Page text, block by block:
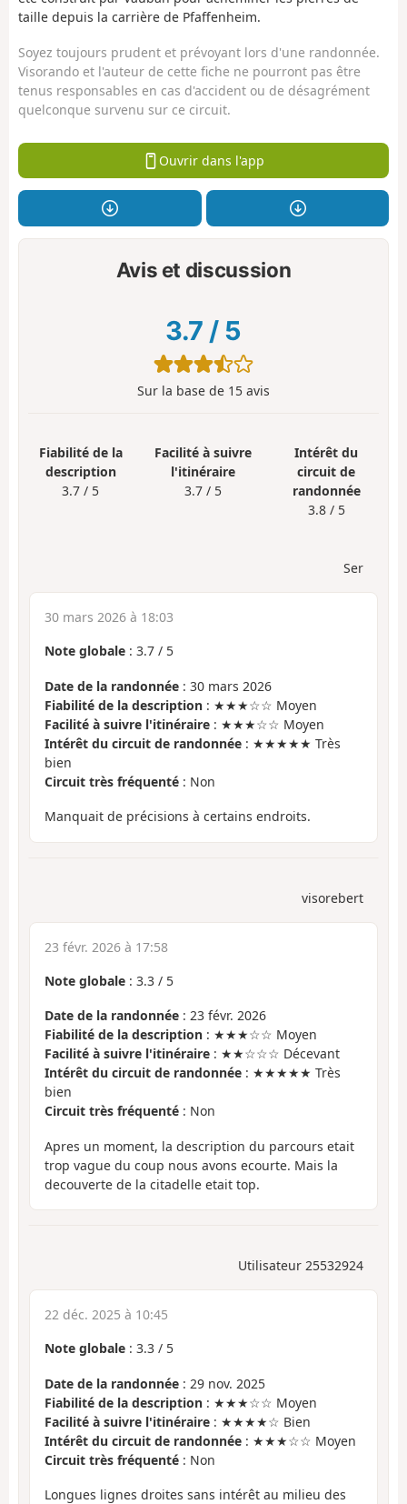
taille depuis la carrière de Pfaffenheim.
Soyez toujours prudent et prévoyant lors d'une randonnée.
Visorando et l'auteur de cette fiche ne pourront pas être
tenus responsables en cas d'accident ou de désagrément
quelconque survenu sur ce circuit.
Ouvrir dans l'app
Avis et discussion
3.7 / 5
Sur la base de 15 avis
Fiabilité de la
description
3.7 / 5
Facilité à suivre
l'itinéraire
3.7 / 5
Intérêt du
circuit de
randonnée
3.8 / 5
Ser
30 mars 2026 à 18:03
Note globale : 3.7 / 5
Date de la randonnée : 30 mars 2026
Fiabilité de la description : ★★★☆☆ Moyen
Facilité à suivre l'itinéraire : ★★★☆☆ Moyen
Intérêt du circuit de randonnée : ★★★★★ Très
bien
Circuit très fréquenté : Non
Manquait de précisions à certains endroits.
visorebert
23 févr. 2026 à 17:58
Note globale : 3.3 / 5
Date de la randonnée : 23 févr. 2026
Fiabilité de la description : ★★★☆☆ Moyen
Facilité à suivre l'itinéraire : ★★☆☆☆ Décevant
Intérêt du circuit de randonnée : ★★★★★ Très
bien
Circuit très fréquenté : Non
Apres un moment, la description du parcours etait
trop vague du coup nous avons ecourte. Mais la
decouverte de la citadelle etait top.
Utilisateur 25532924
22 déc. 2025 à 10:45
Note globale : 3.3 / 5
Date de la randonnée : 29 nov. 2025
Fiabilité de la description : ★★★☆☆ Moyen
Facilité à suivre l'itinéraire : ★★★★☆ Bien
Intérêt du circuit de randonnée : ★★★☆☆ Moyen
Circuit très fréquenté : Non
Longues lignes droites sans intérêt au milieu des